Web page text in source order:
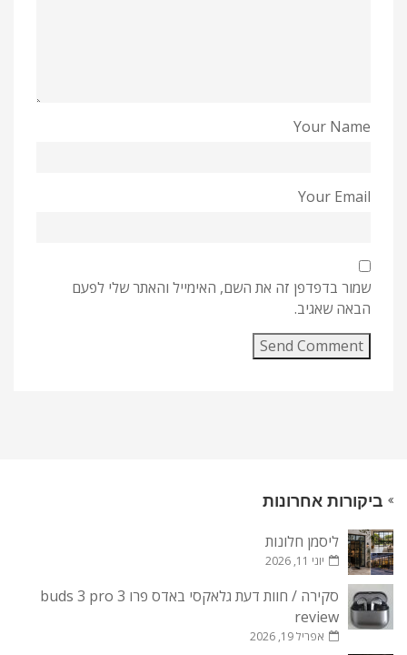
Your Name
Your Email
שמור בדפדפן זה את השם, האימייל והאתר שלי לפעם
הבאה שאגיב.
ביקורות אחרונות
ליסמן חלונות
יוני 11, 2026
סקירה / חוות דעת גלאקסי באדס פרו 3 buds 3 pro
review
אפריל 19, 2026